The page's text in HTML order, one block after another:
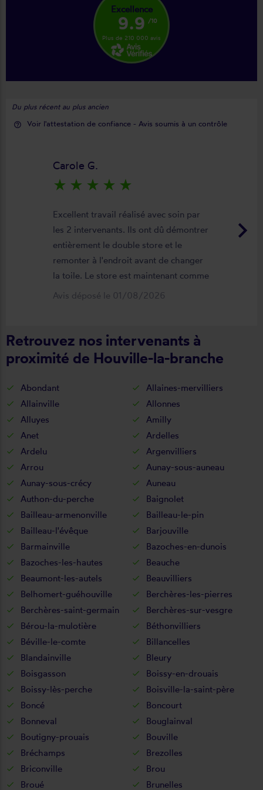
Excellence
9.9 /10
Plus de 210 000 avis
Du plus récent au plus ancien
help_outline Voir l'attestation de confiance - Avis soumis à un contrôle
keyboard_arrow_right
Carole G.
star_rate star_rate star_rate star_rate star_rate
Excellent travail réalisé avec soin par
les 2 intervenants. Ils ont dû démontrer
entièrement le double store et le
remonter à l'endroit avant de changer
la toile. Le store est maintenant comme
neuf, parfaitement positionné et
Avis déposé le 01/08/2026
Retrouvez nos intervenants à
proximité de Houville-la-branche
Abondant
Allaines-mervilliers
Allainville
Allonnes
Alluyes
Amilly
Anet
Ardelles
Ardelu
Argenvilliers
Arrou
Aunay-sous-auneau
Aunay-sous-crécy
Auneau
Authon-du-perche
Baignolet
Bailleau-armenonville
Bailleau-le-pin
Bailleau-l'évêque
Barjouville
Barmainville
Bazoches-en-dunois
Bazoches-les-hautes
Beauche
Beaumont-les-autels
Beauvilliers
Belhomert-guéhouville
Berchères-les-pierres
Berchères-saint-germain
Berchères-sur-vesgre
Bérou-la-mulotière
Béthonvilliers
Béville-le-comte
Billancelles
Blandainville
Bleury
Boisgasson
Boissy-en-drouais
Boissy-lès-perche
Boisville-la-saint-père
Boncé
Boncourt
Bonneval
Bouglainval
Boutigny-prouais
Bouville
Bréchamps
Brezolles
Briconville
Brou
Broué
Brunelles